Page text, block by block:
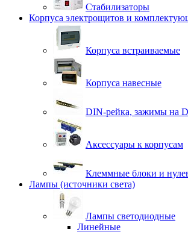
Стабилизаторы
Корпуса электрощитов и
Корпуса встраиваемые
Корпуса навесные
DIN-рейка, зажимы на
Аксессуары к корпусам
Клеммные блоки и
Лампы (источники света)
Лампы светодиодные
Линейные